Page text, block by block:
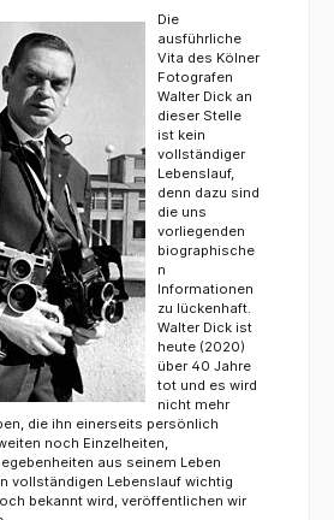
Die
ausführliche
Vita des Kölner
Fotografen
Walter Dick an
dieser Stelle
ist kein
vollständiger
Lebenslauf,
denn dazu sind
die uns
vorliegenden
biographische
n
Informationen
zu lückenhaft.
Walter Dick ist
heute (2020)
über 40 Jahre
tot und es wird
nicht mehr
die ihn einerseits persönlich
noch Einzelheiten,
aus seinem Leben
vollständigen Lebenslauf wichtig
bekannt wird, veröffentlichen wir